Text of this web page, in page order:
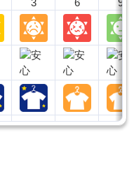
3 6 9